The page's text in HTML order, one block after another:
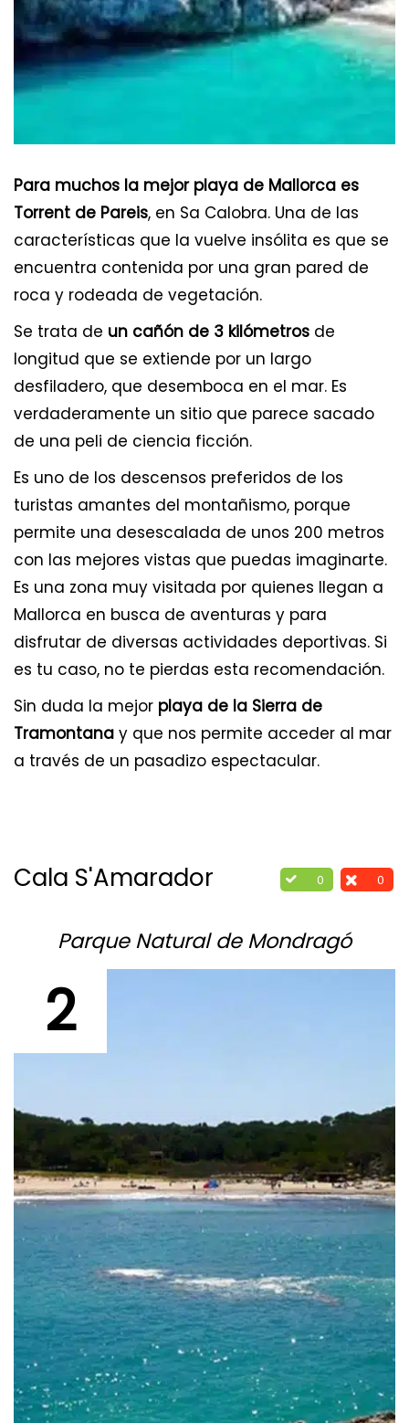
Para muchos la mejor playa de Mallorca es
Torrent de Pareis, en Sa Calobra. Una de las
características que la vuelve insólita es que se
encuentra contenida por una gran pared de
roca y rodeada de vegetación.
Se trata de un cañón de 3 kilómetros de
longitud que se extiende por un largo
desfiladero, que desemboca en el mar. Es
verdaderamente un sitio que parece sacado
de una peli de ciencia ficción.
Es uno de los descensos preferidos de los
turistas amantes del montañismo, porque
permite una desescalada de unos 200 metros
con las mejores vistas que puedas imaginarte.
Es una zona muy visitada por quienes llegan a
Mallorca en busca de aventuras y para
disfrutar de diversas actividades deportivas. Si
es tu caso, no te pierdas esta recomendación.
Sin duda la mejor playa de la Sierra de
Tramontana y que nos permite acceder al mar
a través de un pasadizo espectacular.
0 0
Cala S'Amarador
Parque Natural de Mondragó
2